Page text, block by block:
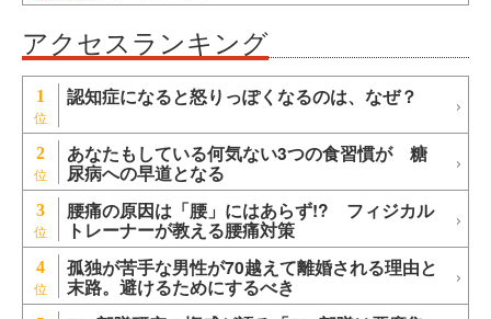
アクセスランキング
1 認知症になると怒りっぽくなるのは、なぜ？
2 あなたもしている何気ない3つの食習慣が 糖
尿病への早道となる
3 腰痛の原因は「腰」にはあらず!? フィジカル
トレーナーが教える腰痛対策
4 孤独が苦手な男性が70越えて離婚される理由と
末路。避けるためにするべき